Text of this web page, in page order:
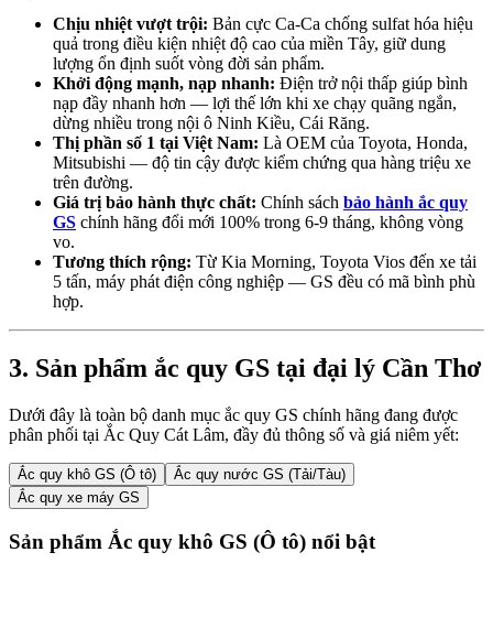
Chịu nhiệt vượt trội: Bản cực Ca-Ca chống sulfat hóa hiệu
quả trong điều kiện nhiệt độ cao của miền Tây, giữ dung
lượng ổn định suốt vòng đời sản phẩm.
Khởi động mạnh, nạp nhanh: Điện trở nội thấp giúp bình
nạp đầy nhanh hơn — lợi thế lớn khi xe chạy quãng ngắn,
dừng nhiều trong nội ô Ninh Kiều, Cái Răng.
Thị phần số 1 tại Việt Nam: Là OEM của Toyota, Honda,
Mitsubishi — độ tin cậy được kiểm chứng qua hàng triệu xe
trên đường.
Giá trị bảo hành thực chất: Chính sách bảo hành ắc quy
GS chính hãng đổi mới 100% trong 6-9 tháng, không vòng
vo.
Tương thích rộng: Từ Kia Morning, Toyota Vios đến xe tải
5 tấn, máy phát điện công nghiệp — GS đều có mã bình phù
hợp.
3. Sản phẩm ắc quy GS tại đại lý Cần Thơ
Dưới đây là toàn bộ danh mục ắc quy GS chính hãng đang được
phân phối tại Ắc Quy Cát Lâm, đầy đủ thông số và giá niêm yết:
Ắc quy khô GS (Ô tô)
Ắc quy nước GS (Tải/Tàu)
Ắc quy xe máy GS
Sản phẩm Ắc quy khô GS (Ô tô) nổi bật